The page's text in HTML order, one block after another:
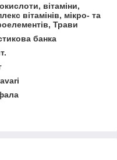
вітаміни,
вітамінів, мікро- та
Трави
банка